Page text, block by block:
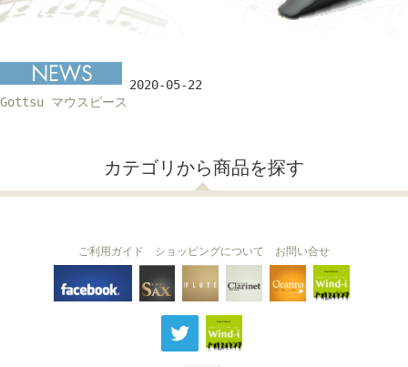
2020-05-22
Gottsu マウスピース
カテゴリから商品を探す
THE SAX The Clarinet
ご利用ガイド ショッピングについて お問い合せ